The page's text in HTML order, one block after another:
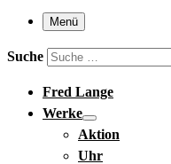
Menü
Suche
Fred Lange
Werke
Aktion
Uhr